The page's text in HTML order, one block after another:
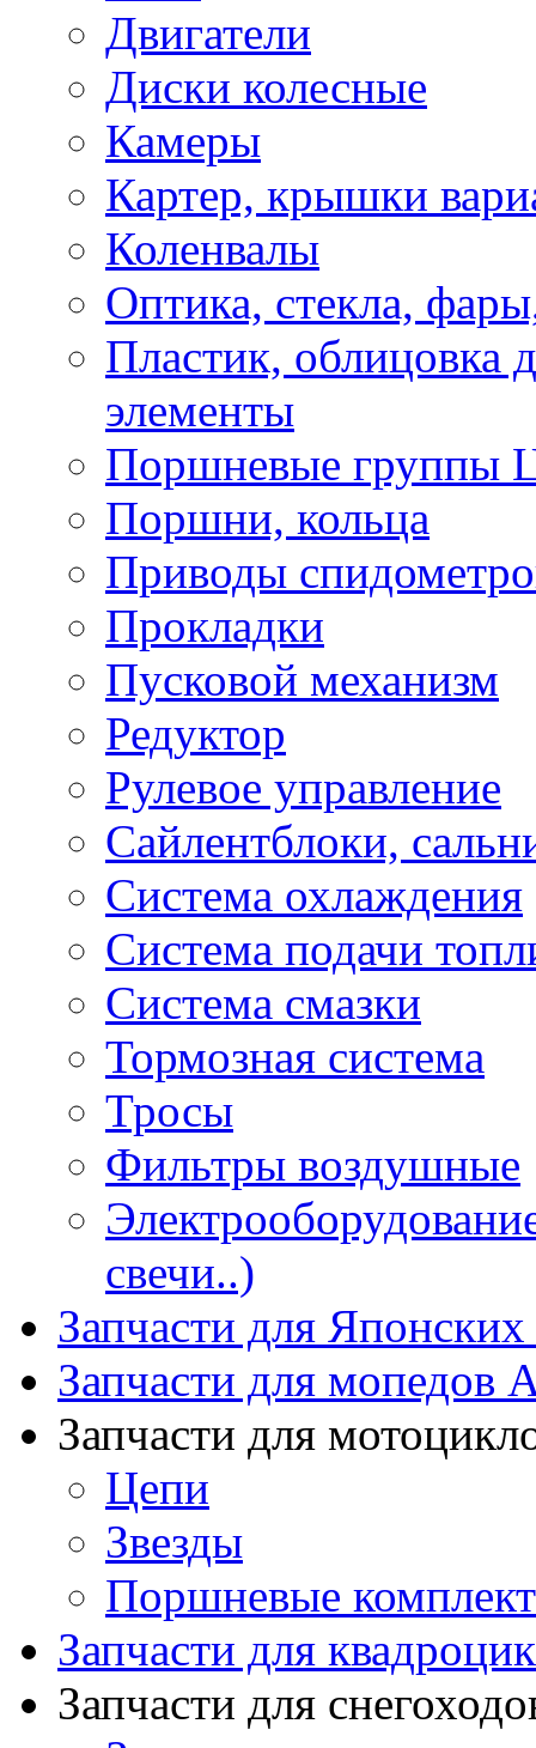
Двигатели
Диски колесные
Камеры
Картер, крышки
Коленвалы
Оптика, стекла,
Пластик, облицовка
элементы
Поршневые группы
Поршни, кольца
Приводы
Прокладки
Пусковой механизм
Редуктор
Рулевое управление
Сайлентблоки,
Система охлаждения
Система подачи
Система смазки
Тормозная система
Тросы
Фильтры воздушные
свечи..)
Запчасти для Японских
Запчасти для мопедов
Запчасти для
Цепи
Звезды
Поршневые
Запчасти для
Запчасти для